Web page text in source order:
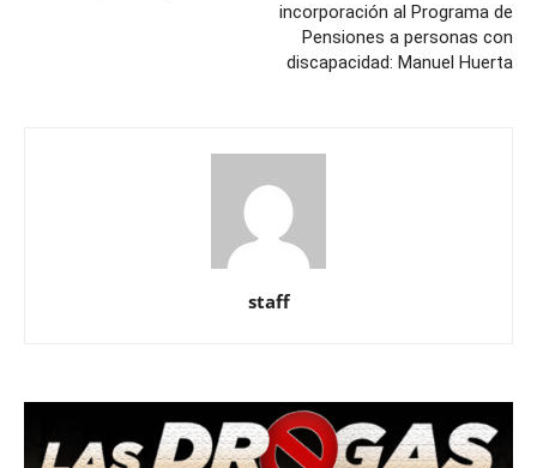
incorporación al Programa de
Pensiones a personas con
discapacidad: Manuel Huerta
staff